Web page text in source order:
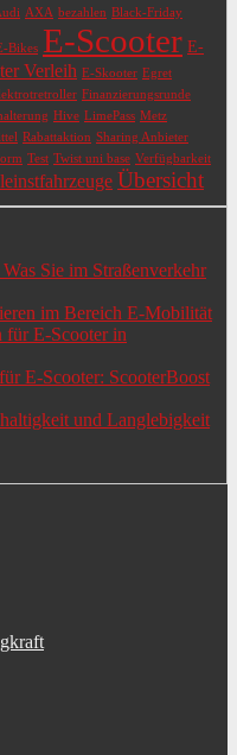
AXA bezahlen Black-Friday
Bikes E-Scooter E-
Verleih E-Skooter Egret
Finanzierungsrunde
Hive LimePass Metz
Rabattaktion Sharing Anbieter
Test Twist uni base Verfügbarkeit
Übersicht
Sie im Straßenverkehr
im Bereich E-Mobilität
für E-Scooter in
E-Scooter: ScooterBoost
und Langlebigkeit